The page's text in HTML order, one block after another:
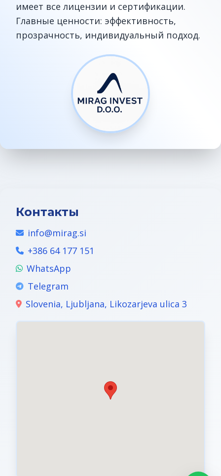
Дома до € 100 000
ВНЖ в Словении
имеет все лицензии и сертификации.
Главные ценности: эффективность,
прозрачность, индивидуальный подход.
Контакты
info@mirag.si
+386 64 177 151
WhatsApp
Telegram
Slovenia, Ljubljana, Likozarjeva ulica 3